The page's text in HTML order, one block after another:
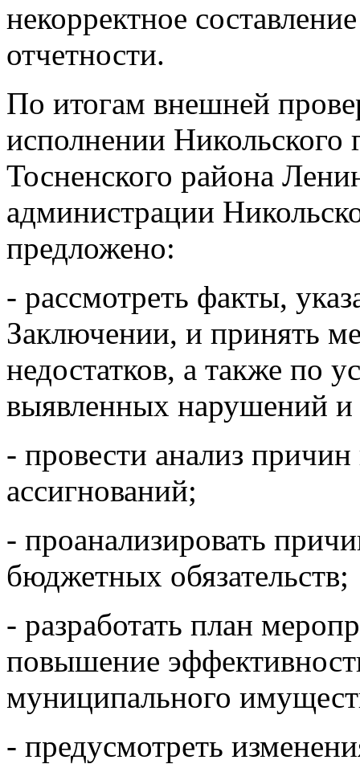
некорректное
отчетности.
По итогам внешней
исполнении Никольского
Тосненского района
администрации
предложено:
- рассмотреть факты,
Заключении, и принять
недостатков, а также по
выявленных нарушений и
- провести анализ
ассигнований;
- проанализировать
бюджетных обязательств;
- разработать план
повышение
муниципального
- предусмотреть